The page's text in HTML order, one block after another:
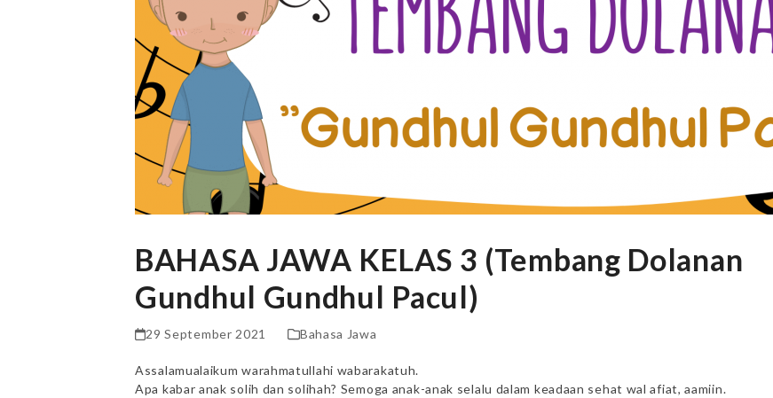
BAHASA JAWA KELAS 3 (Tembang Dolanan
Gundhul Gundhul Pacul)
29 September 2021 Bahasa Jawa
Assalamualaikum warahmatullahi wabarakatuh.
Apa kabar anak solih dan solihah? Semoga anak-anak selalu dalam keadaan sehat wal afiat, aamiin.